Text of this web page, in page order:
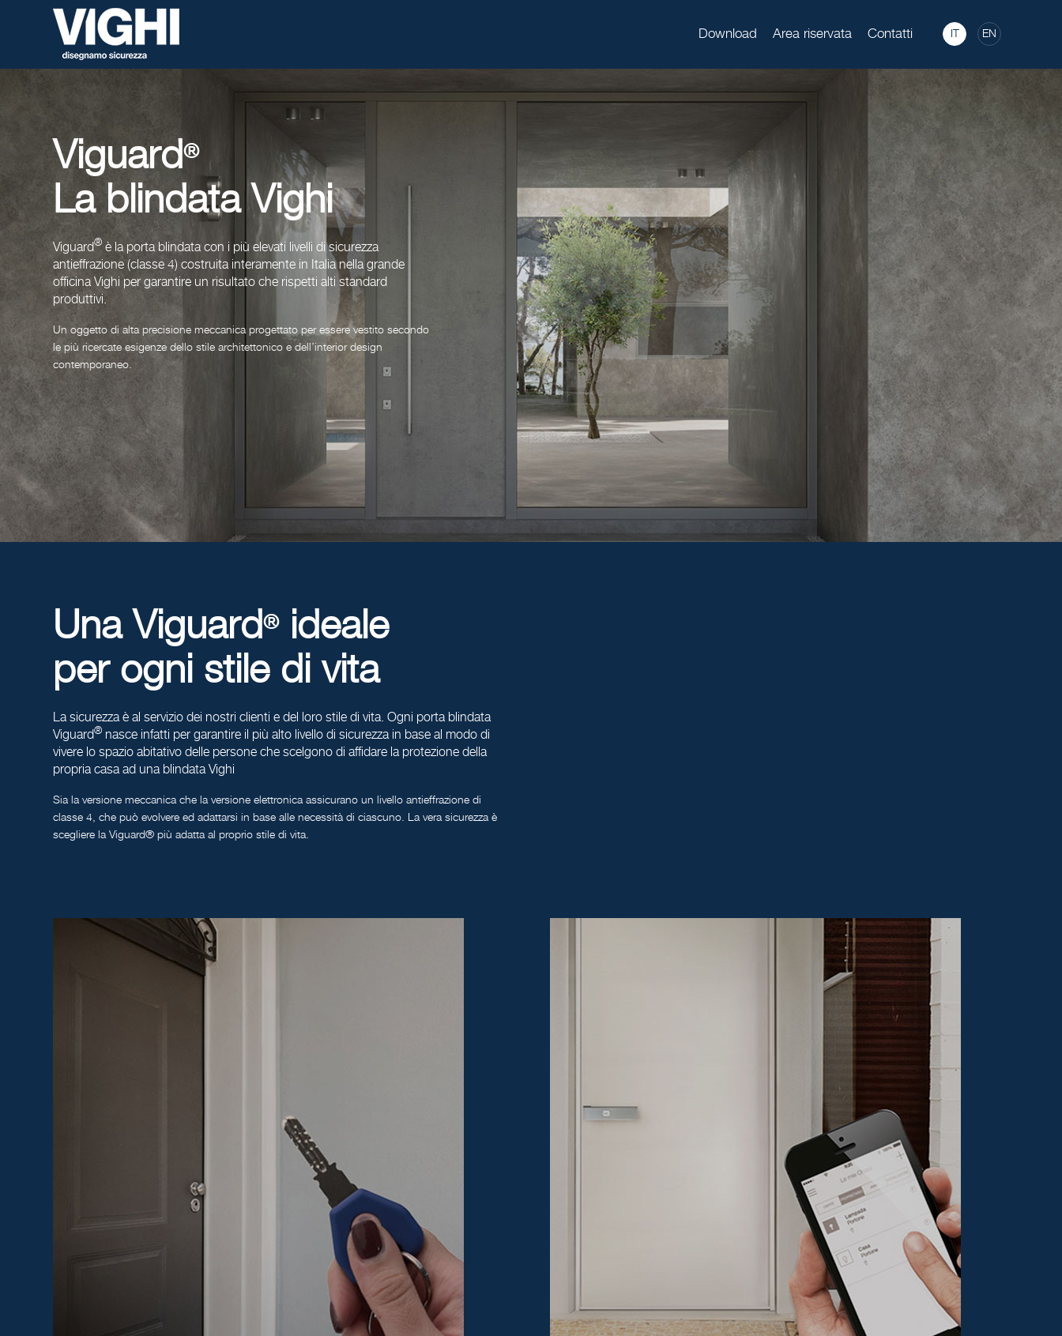
Download Area riservata Contatti EN
Viguard®
La blindata Vighi
Viguard® è la porta blindata con i più elevati livelli di sicurezza
antieffrazione (classe 4) costruita interamente in Italia nella grande
officina Vighi per garantire un risultato che rispetti alti standard
produttivi.
Un oggetto di alta precisione meccanica progettato per essere vestito secondo
le più ricercate esigenze dello stile architettonico e dell’interior design
contemporaneo.
Una Viguard®ideale
per ogni stile di vita
La sicurezza è al servizio dei nostri clienti e del loro stile di vita. Ogni porta blindata
Viguard® nasce infatti per garantire il più alto livello di sicurezza in base al modo di
vivere lo spazio abitativo delle persone che scelgono di affidare la protezione della
propria casa ad una blindata Vighi
Sia la versione meccanica che la versione elettronica assicurano un livello antieffrazione di
classe 4, che può evolvere ed adattarsi in base alle necessità di ciascuno. La vera sicurezza è
scegliere la Viguard® più adatta al proprio stile di vita.